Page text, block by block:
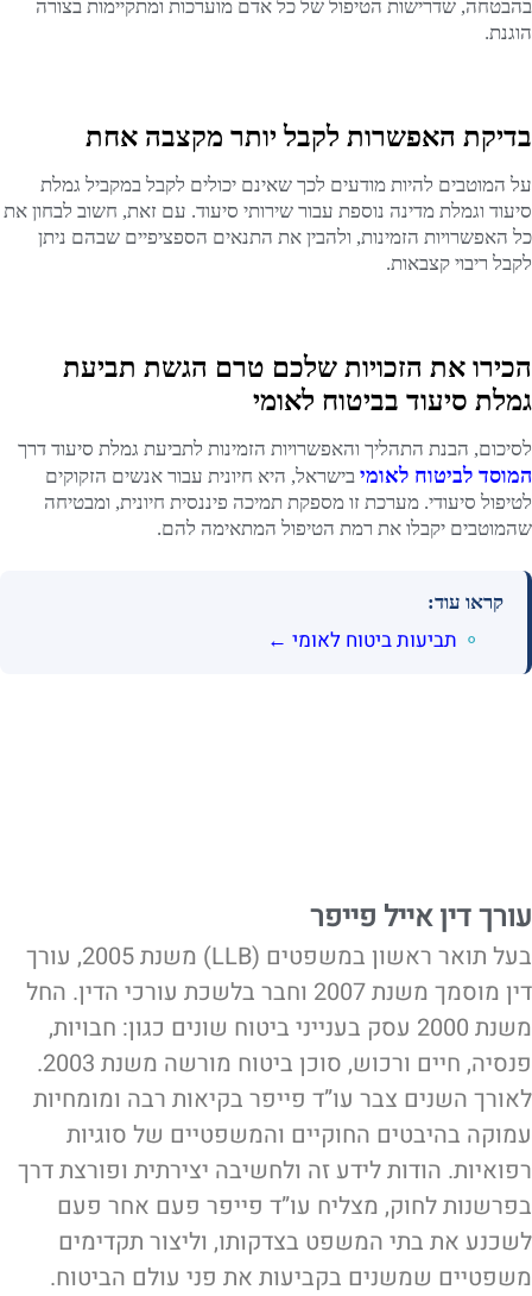
בהבטחה, שדרישות הטיפול של כל אדם מוערכות ומתקיימות בצורה
הוגנת.
בדיקת האפשרות לקבל יותר מקצבה אחת
על המוטבים להיות מודעים לכך שאינם יכולים לקבל במקביל גמלת
סיעוד וגמלת מדינה נוספת עבור שירותי סיעוד. עם זאת, חשוב לבחון את
כל האפשרויות הזמינות, ולהבין את התנאים הספציפיים שבהם ניתן
לקבל ריבוי קצבאות.
הכירו את הזכויות שלכם טרם הגשת תביעת
גמלת סיעוד בביטוח לאומי
לסיכום, הבנת התהליך והאפשרויות הזמינות לתביעת גמלת סיעוד דרך
המוסד לביטוח לאומי בישראל, היא חיונית עבור אנשים הזקוקים
לטיפול סיעודי. מערכת זו מספקת תמיכה פיננסית חיונית, ומבטיחה
שהמוטבים יקבלו את רמת הטיפול המתאימה להם.
קראו עוד:
תביעות ביטוח לאומי ←
עורך דין אייל פייפר
בעל תואר ראשון במשפטים (LLB) משנת 2005, עורך
דין מוסמך משנת 2007 וחבר בלשכת עורכי הדין. החל
משנת 2000 עסק בענייני ביטוח שונים כגון: חבויות,
פנסיה, חיים ורכוש, סוכן ביטוח מורשה משנת 2003.
לאורך השנים צבר עו”ד פייפר בקיאות רבה ומומחיות
עמוקה בהיבטים החוקיים והמשפטיים של סוגיות
רפואיות. הודות לידע זה ולחשיבה יצירתית ופורצת דרך
בפרשנות לחוק, מצליח עו”ד פייפר פעם אחר פעם
לשכנע את בתי המשפט בצדקותו, וליצור תקדימים
משפטיים שמשנים בקביעות את פני עולם הביטוח.